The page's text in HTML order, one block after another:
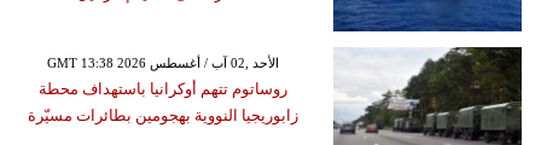
GMT 13:38 2026 الأحد ,02 آب / أغسطس
روساتوم تتهم أوكرانيا باستهداف محطة
زابوريجيا النووية بهجومين بطائرات مسيّرة